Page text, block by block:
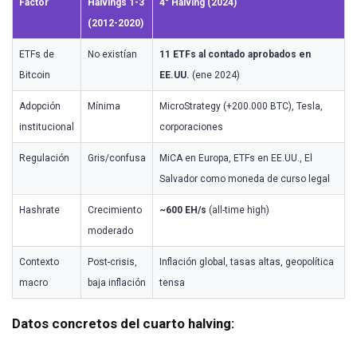
Factor
Halvings 1-3
(2012-2020)
4° Halving (2024)
ETFs de
Bitcoin
No existían
11 ETFs al contado aprobados en
EE.UU. (ene 2024)
Adopción
institucional
Mínima
MicroStrategy (+200.000 BTC), Tesla,
corporaciones
Regulación Gris/confusa
MiCA en Europa, ETFs en EE.UU., El
Salvador como moneda de curso legal
Hashrate
Crecimiento
moderado
~600 EH/s (all-time high)
Contexto
macro
Post-crisis,
baja inflación
Inflación global, tasas altas, geopolítica
tensa
Datos concretos del cuarto halving: